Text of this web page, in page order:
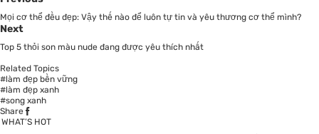
Mọi cơ thể đều đẹp: Vậy thế nào để luôn tự tin và yêu thương cơ thể mình?
Next
Top 5 thỏi son màu nude đang được yêu thích nhất
Related Topics
#làm đẹp bền vững
#làm đẹp xanh
#song xanh
Share
WHAT’S HOT